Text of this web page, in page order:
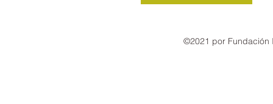
©2021 por Fundación